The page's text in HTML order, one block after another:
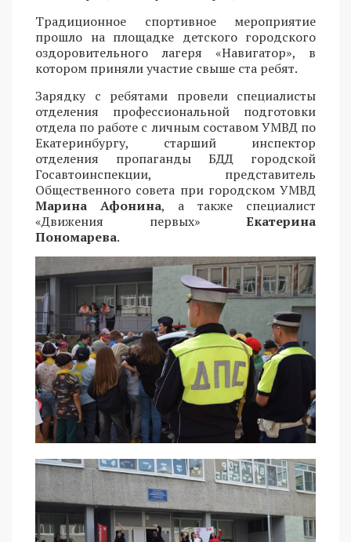
Традиционное спортивное мероприятие
прошло на площадке детского городского
оздоровительного лагеря «Навигатор», в
котором приняли участие свыше ста ребят.
Зарядку с ребятами провели специалисты
отделения профессиональной подготовки
отдела по работе с личным составом УМВД по
Екатеринбургу, старший инспектор
отделения пропаганды БДД городской
Госавтоинспекции, представитель
Общественного совета при городском УМВД
Марина Афонина, а также специалист
«Движения первых» Екатерина
Пономарева.